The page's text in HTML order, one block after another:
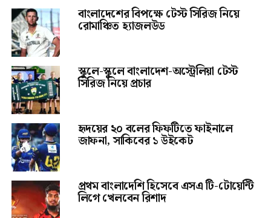
বাংলাদেশের বিপক্ষে টেস্ট সিরিজ নিয়ে
রোমাঞ্চিত হ্যাজলউড
স্কুলে-স্কুলে বাংলাদেশ-অস্ট্রেলিয়া টেস্ট
সিরিজ নিয়ে প্রচার
হৃদয়ের ২০ বলের ফিফটিতে ফাইনালে
জাফনা, সাকিবের ১ উইকেট
প্রথম বাংলাদেশি হিসেবে এসএ টি-টোয়েন্টি
লিগে খেলবেন রিশাদ